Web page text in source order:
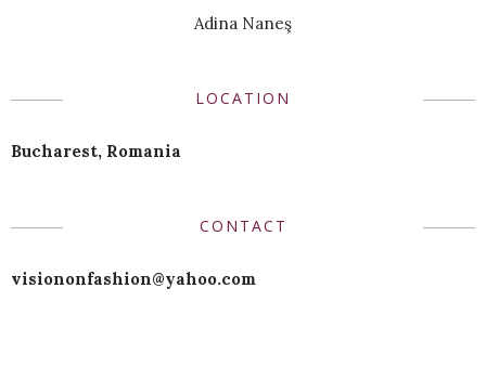
Adina Naneş
LOCATION
Bucharest, Romania
CONTACT
visiononfashion@yahoo.com